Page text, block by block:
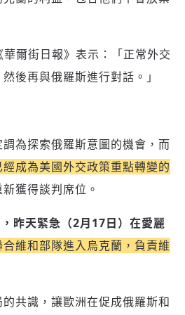
爾街日報》表示：「正常外交
後再與俄羅斯進行對話。」
為探索俄羅斯意圖的機會，而
成為美國外交政策重點轉變的
獲得談判席位。
昨天緊急（2月17日）在愛麗
維和部隊進入烏克蘭，負責維
共識，讓歐洲在促成俄羅斯和
有脈絡化
表歧視言
性暗示等